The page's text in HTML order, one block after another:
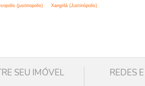
(justinopolis) Xangrilá (Justinópolis)
SEU IMÓVEL REDES